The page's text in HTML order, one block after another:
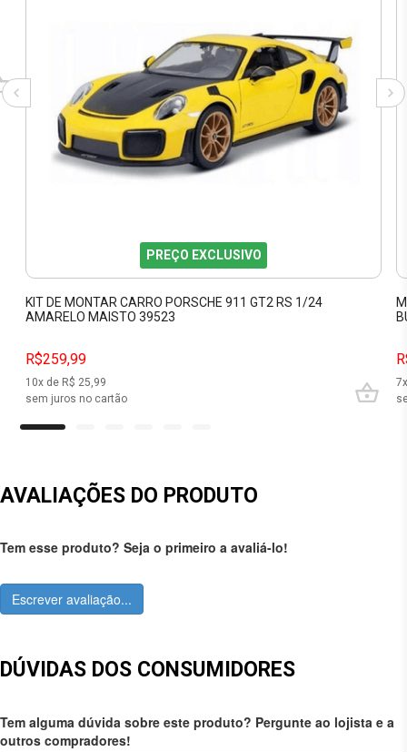
PREÇO EXCLUSIVO
KIT DE MONTAR CARRO PORSCHE 911 GT2 RS 1/24
AMARELO MAISTO 39523
R$259,99
10x de R$ 25,99
sem juros no cartão
7
AVALIAÇÕES DO PRODUTO
Tem esse produto? Seja o primeiro a avaliá-lo!
Escrever avaliação...
DÚVIDAS DOS CONSUMIDORES
Tem alguma dúvida sobre este produto? Pergunte ao lojista e a
outros compradores!